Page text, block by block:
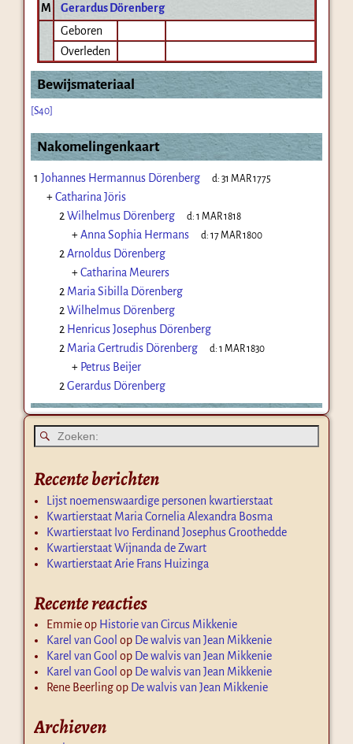
M
Gerardus Dörenberg
Geboren
Overleden
Bewijsmateriaal
[S40]
Nakomelingenkaart
1 Johannes Hermannus Dörenberg d:31 MAR 1775
+Catharina Jöris
2 Wilhelmus Dörenberg d:1 MAR 1818
+Anna Sophia Hermans d:17 MAR 1800
2 Arnoldus Dörenberg
+Catharina Meurers
2 Maria Sibilla Dörenberg
2 Wilhelmus Dörenberg
2 Henricus Josephus Dörenberg
2 Maria Gertrudis Dörenberg d:1 MAR 1830
+ Petrus Beijer
2 Gerardus Dörenberg
Recente berichten
Lijst noemenswaardige personen kwartierstaat
Kwartierstaat Maria Cornelia Alexandra Bosma
Kwartierstaat Ivo Ferdinand Josephus Groothedde
Kwartierstaat Wijnanda de Zwart
Kwartierstaat Arie Frans Huizinga
Recente reacties
Emmieop Historie van Circus Mikkenie
Karel van Gool op De walvis van Jean Mikkenie
Karel van Gool op De walvis van Jean Mikkenie
Karel van Gool op De walvis van Jean Mikkenie
Rene Beerlingop De walvis van Jean Mikkenie
Archieven